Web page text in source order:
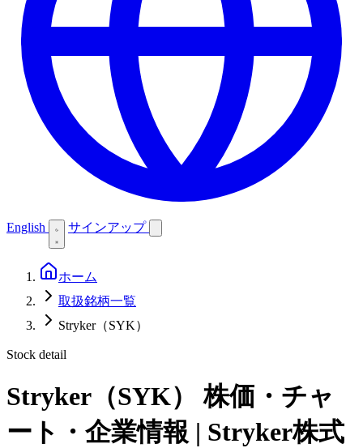
English サインアップ
ホーム
取扱銘柄一覧
Stryker（SYK）
Stock detail
Stryker（SYK）
株価・チャ
ート・企業情報 | Stryker株式